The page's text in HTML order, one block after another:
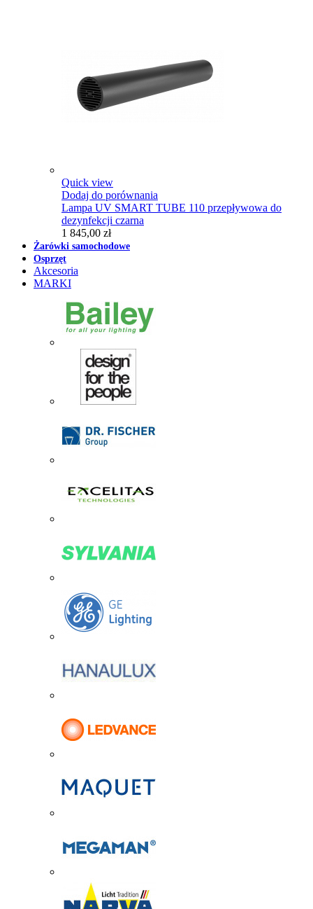
Quick view
Dodaj do porównania
Lampa UV SMART TUBE 110 przepływowa do
dezynfekcji czarna
1 845,00 zł
Żarówki samochodowe
Osprzęt
Akcesoria
MARKI